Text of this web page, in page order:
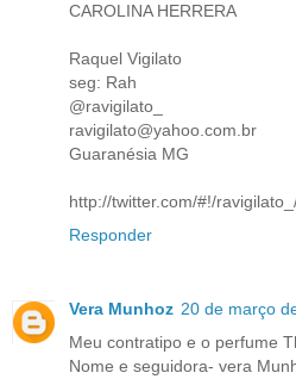
CAROLINA HERRERA
Raquel Vigilato
seg: Rah
@ravigilato_
ravigilato@yahoo.com.br
Guaranésia MG
http://twitter.com/#!/
Responder
Vera Munhoz 20 de março
Meu contratipo e o perfume
Nome e seguidora- vera